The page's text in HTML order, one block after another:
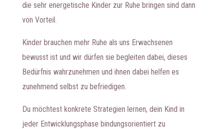
die sehr energetische Kinder zur Ruhe bringen sind dann
von Vorteil.
Kinder brauchen mehr Ruhe als uns Erwachsenen
bewusst ist und wir dürfen sie begleiten dabei, dieses
Bedürfnis wahrzunehmen und ihnen dabei helfen es
zunehmend selbst zu befriedigen.
Du möchtest konkrete Strategien lernen, dein Kind in
jeder Entwicklungsphase bindungsorientiert zu